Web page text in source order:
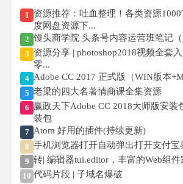
1 资源推荐：吐血整理！各类资源
度网盘资源下...
2 馒头商学院 头条号内容运营班笔记（
3 资源分享 | photoshop2018视频全套
零...
4 Adobe CC 2017 正式版（WIN版本
5 老梁的四大名著情商课全集资源
6 赢政天下Adobe CC 2018大师版安装
装包
7 Atom 好用的插件(持续更新)
8 手机浏览器打开自动弹出打开支付宝
9 转| 编辑器tui.editor，丰富的Web组
10 代码片段 | 子域名爆破